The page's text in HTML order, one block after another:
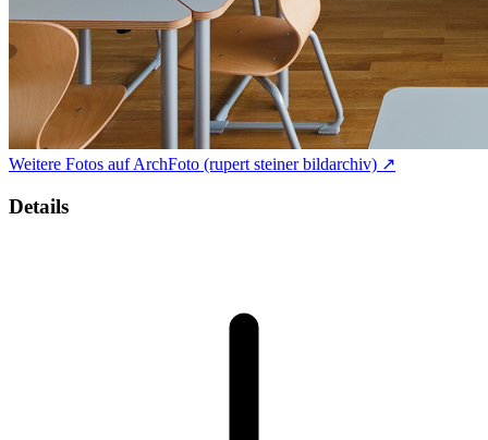
Weitere Fotos auf ArchFoto (rupert steiner bildarchiv) ↗
Details